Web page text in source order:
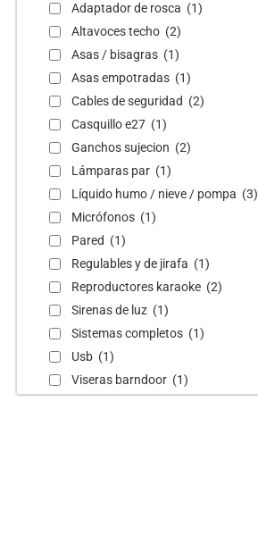
Adaptador de rosca (1)
Altavoces techo (2)
Asas / bisagras (1)
Asas empotradas (1)
Cables de seguridad (2)
Casquillo e27 (1)
Ganchos sujecion (2)
Lámparas par (1)
Líquido humo / nieve / pompa (3)
Micrófonos (1)
Pared (1)
Regulables y de jirafa (1)
Reproductores karaoke (2)
Sirenas de luz (1)
Sistemas completos (1)
Usb (1)
Viseras barndoor (1)